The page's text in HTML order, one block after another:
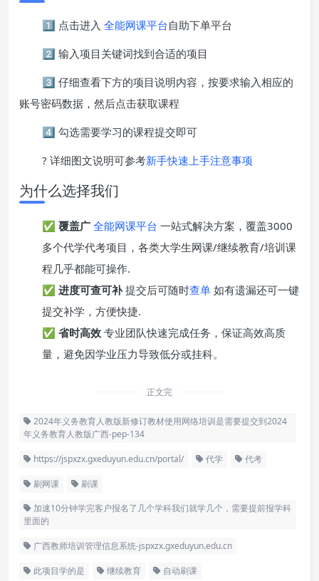
1️⃣ 点击进入 全能网课平台自助下单平台
2️⃣ 输入项目关键词找到合适的项目
3️⃣ 仔细查看下方的项目说明内容，按要求输入相应的
账号密码数据，然后点击获取课程
4️⃣ 勾选需要学习的课程提交即可
? 详细图文说明可参考新手快速上手注意事项
为什么选择我们
✅ 覆盖广 全能网课平台 一站式解决方案，覆盖3000
多个代学代考项目，各类大学生网课/继续教育/培训课
程几乎都能可操作.
✅ 进度可查可补提交后可随时查单 如有遗漏还可一键
提交补学，方便快捷.
✅ 省时高效 专业团队快速完成任务，保证高效高质
量，避免因学业压力导致低分或挂科。
正文完
2024年义务教育人教版新修订教材使用网络培训是需要提交到2024
年义务教育人教版广西-pep-134
https://jspxzx.gxeduyun.edu.cn/portal/ 代学 代考
刷网课
刷课
加速10分钟学完客户报名了几个学科我们就学几个，需要提前报学科
里面的
广西教师培训管理信息系统-jspxzx.gxeduyun.edu.cn
此项目学的是 继续教育 自动刷课